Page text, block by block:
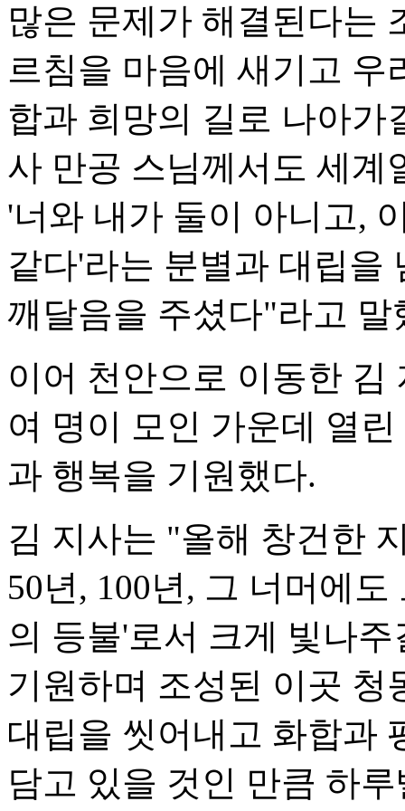
많은 문제가 해결된다는
르침을 마음에 새기고 우
합과 희망의 길로 나아
사 만공 스님께서도 세계
'너와 내가 둘이 아니고,
같다'라는 분별과 대립을
깨달음을 주셨다"라고 말
이어 천안으로 이동한 김
여 명이 모인 가운데 열
과 행복을 기원했다.
김 지사는 "올해 창건한
50년, 100년, 그 너머에
의 등불'로서 크게 빛나
기원하며 조성된 이곳 청
대립을 씻어내고 화합과
담고 있을 것인 만큼 하